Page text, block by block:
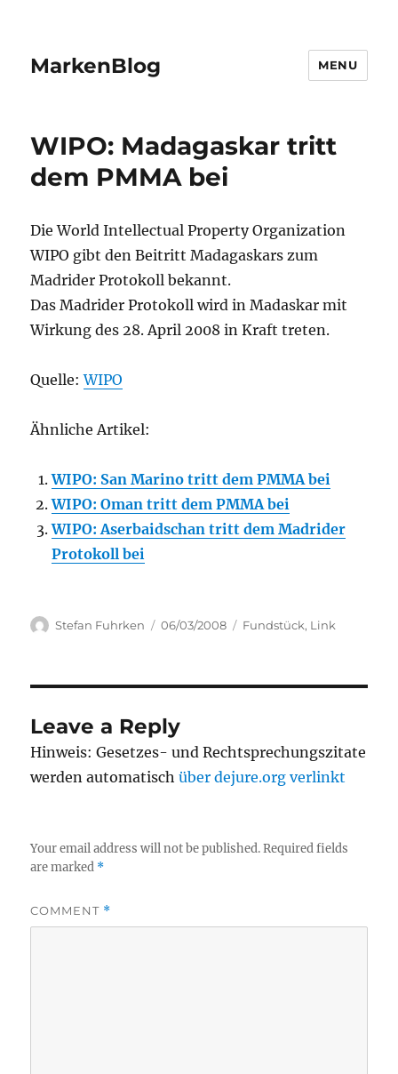
MarkenBlog MENU
WIPO: Madagaskar tritt
dem PMMA bei
Die World Intellectual Property Organization
WIPO gibt den Beitritt Madagaskars zum
Madrider Protokoll bekannt.
Das Madrider Protokoll wird in Madaskar mit
Wirkung des 28. April 2008 in Kraft treten.
Quelle:WIPO
Ähnliche Artikel:
WIPO: San Marino tritt dem PMMA bei
WIPO: Oman tritt dem PMMA bei
WIPO: Aserbaidschan tritt dem Madrider
Protokoll bei
Author
Stefan Fuhrken
Posted
06/03/2008 Categories
Fundstück, Link
Leave a Reply
Hinweis: Gesetzes- und Rechtsprechungszitate
werden automatischüber dejure.org verlinkt
Your email address will not be published. Required fields
are marked *
COMMENT *